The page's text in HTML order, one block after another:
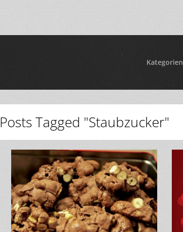
Kategorien
Posts Tagged "Staubzucker"